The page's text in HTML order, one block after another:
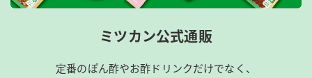
ミツカン公式通販
定番のぽん酢やお酢ドリンクだけでなく、